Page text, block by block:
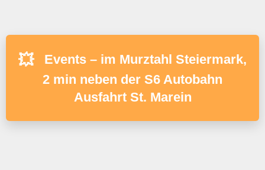
💥
Events – im Murztahl Steiermark,
2 min neben der S6 Autobahn
Ausfahrt St. Marein